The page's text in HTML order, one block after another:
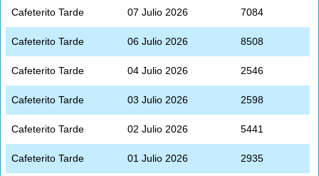
Cafeterito Tarde 07 Julio 2026 7084
Cafeterito Tarde 06 Julio 2026 8508
Cafeterito Tarde 04 Julio 2026 2546
Cafeterito Tarde 03 Julio 2026 2598
Cafeterito Tarde 02 Julio 2026 5441
Cafeterito Tarde 01 Julio 2026 2935